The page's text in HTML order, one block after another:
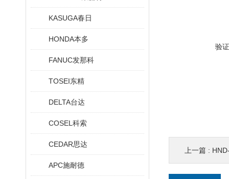
KASUGA春日
HONDA本多
FANUC发那科
TOSEI东精
DELTA台达
COSEL科索
CEDAR思达
APC施耐德
验
上一篇 :